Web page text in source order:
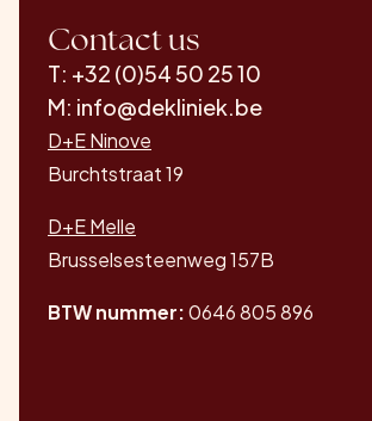
Contact us
T: +32 (0)54 50 25 10
M: info@dekliniek.be
D+E Ninove
Burchtstraat 19
D+E Melle
Brusselsesteenweg 157B
BTW nummer:0646 805 896